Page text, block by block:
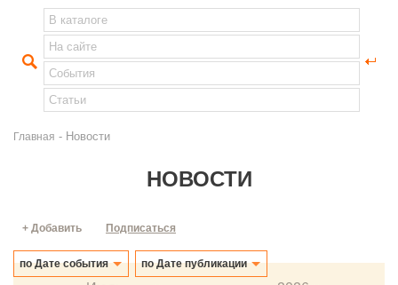
Главная - Новости
НОВОСТИ
по Дате события по Дате публикации
+ Добавить Подписаться